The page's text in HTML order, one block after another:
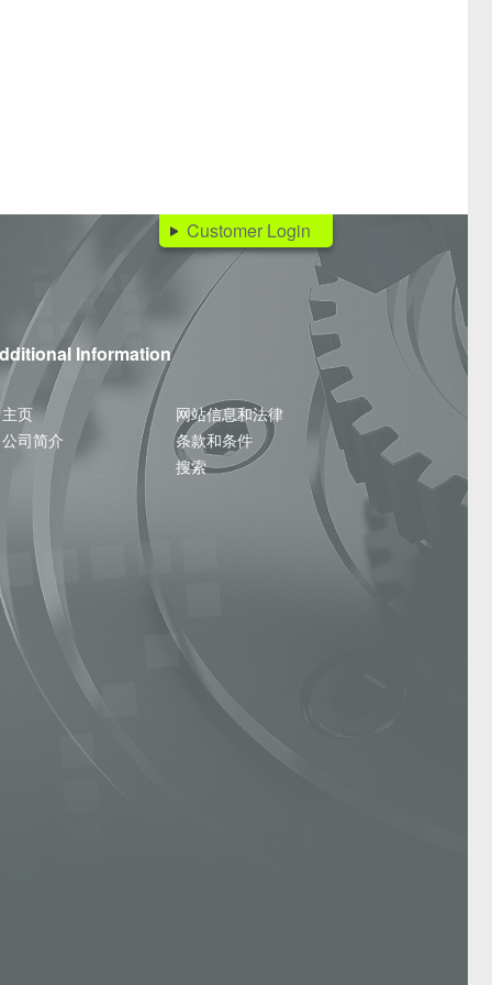
(containers’ own weight, pre-tensioning of
on).
Production-oriented evaluation and
the limit generation option.
State-of-the-art microprocessor
numerous special functions for practical
standard. Selfexplanatory abbreviations
even inexperienced users can manage
user specifies the type of input signal or
selected. The user can choose between
sensor protocol or a combination of the two.
User-friendly linearization of up to 30
recording of the corresponding sensor
point can be set as needed. The excitation
data can be selected, depending on the
isolation of the measurement channel
being falsified by ground loops.
Customer Login
Information
主页
网站信息和法律
公司简介
条款和条件
搜索